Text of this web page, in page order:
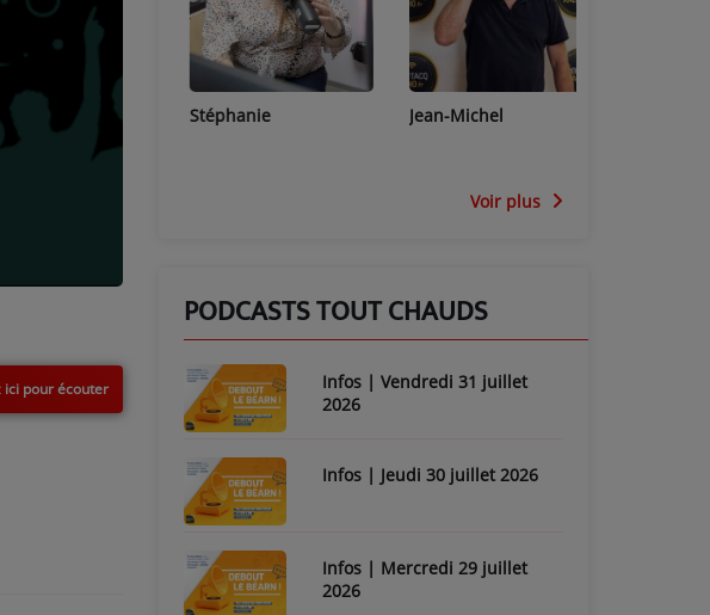
Stéphanie Jean-Michel
Voir plus
PODCASTS TOUT CHAUDS
Infos | Vendredi 31 juillet
2026
Infos | Jeudi 30 juillet 2026
Infos | Mercredi 29 juillet
2026